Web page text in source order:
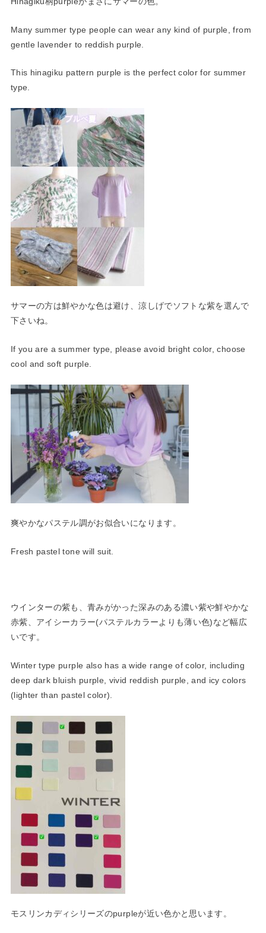
Many summer type people can wear any kind of purple, from
gentle lavender to reddish purple.
This hinagiku pattern purple is the perfect color for summer
type.
サマーの方は鮮やかな色は避け、涼しげでソフトな紫を選んで
下さ いね。
If you are a summer type, please avoid bright color, choose
cool and soft purple.
爽やかなパステル調がお似合いになります。
Fresh pastel tone will suit.
ウインターの紫も、青みがかった深みのある濃い紫や鮮やかな
赤紫、アイシーカラー(パステルカラーよりも薄い色)など幅広
いです。
Winter type purple also has a wide range of color, including
deep dark bluish purple, vivid reddish purple, and icy colors
(lighter than pastel color).
モスリンカディシリーズのpurpleが近い色かと思います。